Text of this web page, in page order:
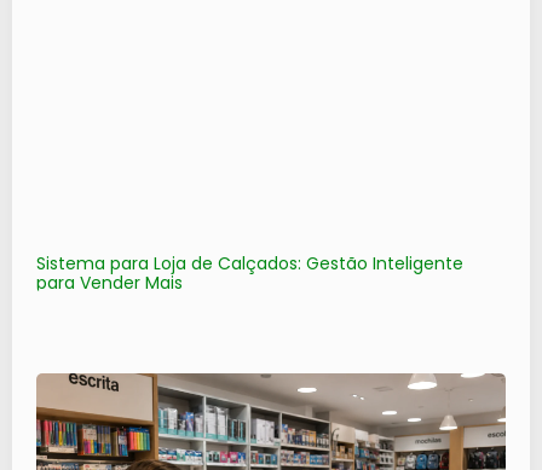
Sistema para Loja de Calçados: Gestão Inteligente
para Vender Mais